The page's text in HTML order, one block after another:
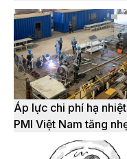
Áp lực chi phí hạ
PMI Việt Nam tăng